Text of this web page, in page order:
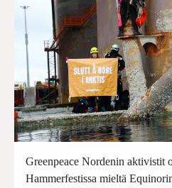
Greenpeace Nordenin aktivistit
Hammerfestissa mieltä